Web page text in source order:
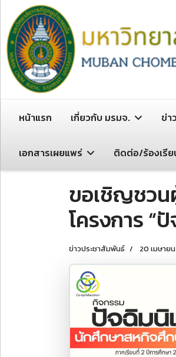
หน้าแรก เกี่ยวกับ มรมจ. ข่า
เอกสารเผยแพร่ ติดต่อ/ร้องเรีย
ขอเชิญชวน
โครงการ “
ข่าวประชาสัมพันธ์ 20 เมษาย